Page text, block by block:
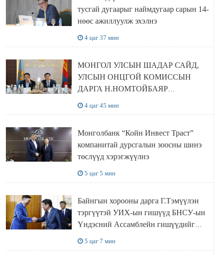
тусгай дугаарыг наймдугаар сарын 14-
нөөс ажиллуулж эхэлнэ
4 цаг 37 мин
МОНГОЛ УЛСЫН ШАДАР САЙД,
УЛСЫН ОНЦГОЙ КОМИССЫН
ДАРГА Н.НОМТОЙБАЯР
4 цаг 45 мин
Монголбанк “Койн Инвест Траст”
компанитай дурсгалын зоосны шинэ
төслүүд хэрэгжүүлнэ
5 цаг 5 мин
Байнгын хорооны дарга Г.Тэмүүлэн
тэргүүтэй УИХ-ын гишүүд БНСУ-ын
Үндэсний Ассамблейн гишүүдийг
5 цаг 7 мин